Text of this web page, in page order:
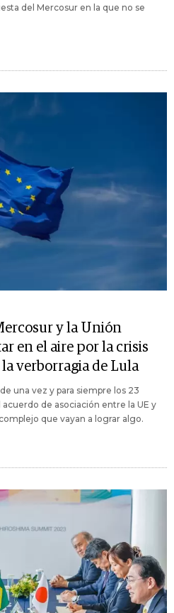
del Mercosur en la que no se
y la Unión
en el aire por la crisis
verborragia de Lula
una vez y para siempre los 23
de asociación entre la UE y
que vayan a lograr algo.